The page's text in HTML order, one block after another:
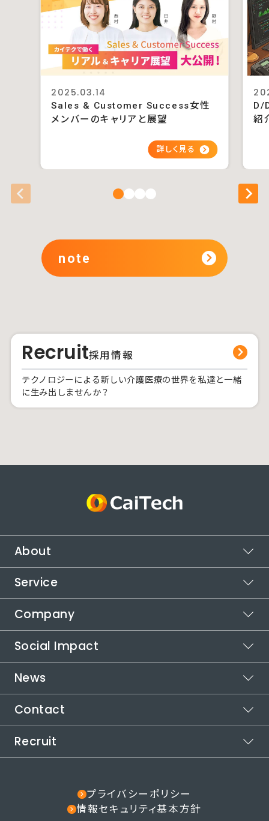
2025.03.14
Sales & Customer Success女性
メンバーのキャリアと展望
D/
紹
note
Recruit採用情報
テクノロジーによる新しい介護医療の世界を私達と一緒
に生み出しませんか？
About
ビジョン
ミッション
バリュー
Service
スポットワーク
カイテク
シフト管理
カイテクシフト
運営メディア
Company
企業情報
本社所在地
受賞歴
自治体連携
代表メッセージ
Social Impact
代表メッセージ
取り組む社会課題
インパクトロジック
社会課題の解決方法
News
お知らせ
Contact
ご利用についてお困りの方
カイテクで働きたい方
Recruit
プライバシーポリシー
情報セキュリティ基本方針